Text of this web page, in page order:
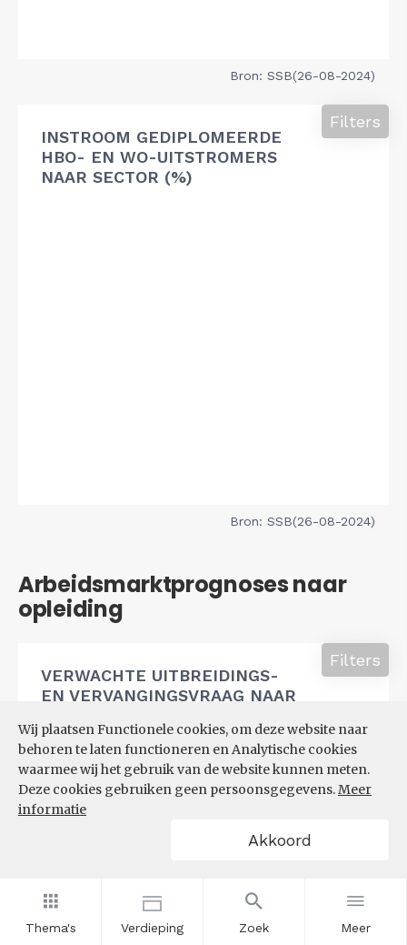
Thema's Verdieping Zoek Meer
Wij plaatsen Functionele cookies, om deze website naar
behoren te laten functioneren en Analytische cookies
waarmee wij het gebruik van de website kunnen meten.
Deze cookies gebruiken geen persoonsgegevens.Meer
informatie
Akkoord
Bron: SSB(26-08-2024)
INSTROOM GEDIPLOMEERDE
HBO- EN WO-UITSTROMERS
NAAR SECTOR (%)
Filters
Bron: SSB(26-08-2024)
Arbeidsmarktprognoses naar
opleiding
VERWACHTE UITBREIDINGS-
EN VERVANGINGSVRAAG NAAR
Filters